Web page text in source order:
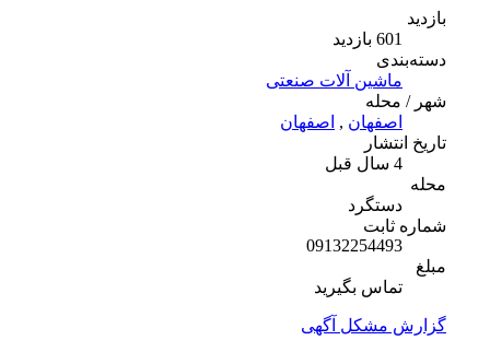
دسته‌بندی
ماشین آلات صنعتی
شهر / محله
اصفهان,اصفهان
تاریخ انتشار
دستگرد
شماره ثابت
09132254493
تماس بگیرید
گزارش مشکل آگهی